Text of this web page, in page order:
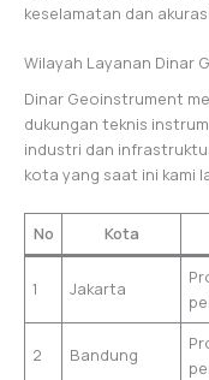
keselamatan dan
Wilayah Layanan Dinar
Dinar Geoinstrument
dukungan teknis
industri dan
kota yang saat ini kami
No Kota
1 Jakarta
2 Bandung